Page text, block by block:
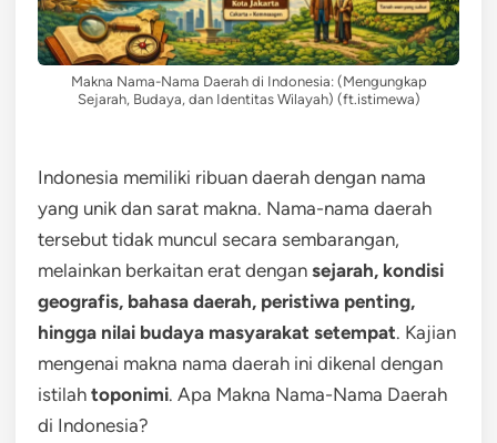
Makna Nama-Nama Daerah di Indonesia: (Mengungkap
Sejarah, Budaya, dan Identitas Wilayah) (ft.istimewa)
Indonesia memiliki ribuan daerah dengan nama
yang unik dan sarat makna. Nama-nama daerah
tersebut tidak muncul secara sembarangan,
melainkan berkaitan erat dengan sejarah, kondisi
geografis, bahasa daerah, peristiwa penting,
hingga nilai budaya masyarakat setempat. Kajian
mengenai makna nama daerah ini dikenal dengan
istilah toponimi. Apa Makna Nama-Nama Daerah
di Indonesia?